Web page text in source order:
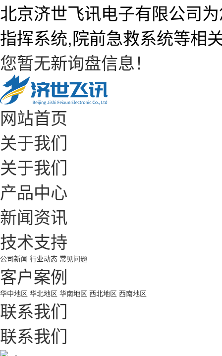
北京济世飞讯电子有限公司
指挥系统,院前急救系统等相
您暂无新询盘信息！
网站首页
关于我们
关于我们
产品中心
新闻资讯
技术支持
公司新闻 行业动态 常见问题
客户案例
华中地区 华北地区 华南地区 西北地区 西南地区
联系我们
联系我们